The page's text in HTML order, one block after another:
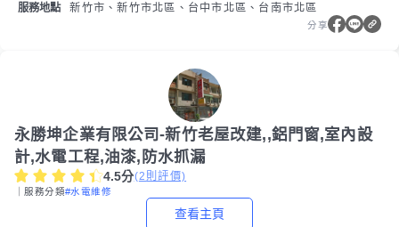
服務地點
新竹市、新竹市北區、台中市北區、台南市北區
分享
永勝坤企業有限公司-新竹老屋改建,,鋁門窗,室內設
計,水電工程,油漆,防水抓漏
4.5分(2 則評價)
｜服務分類#水電維修
查看主頁